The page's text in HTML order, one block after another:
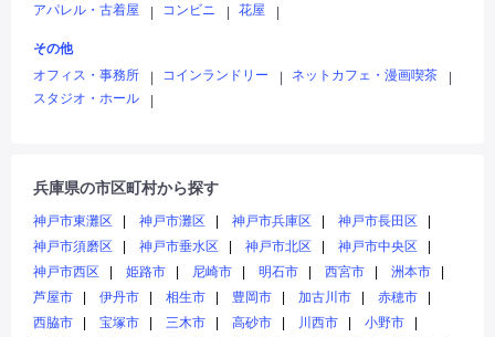
アパレル・古着屋
コンビニ 花屋
その他
オフィス・事務所
コインランドリー ネットカフェ・漫画喫茶
スタジオ・ホール
兵庫県の市区町村から探す
神戸市東灘区 神戸市灘区 神戸市兵庫区
神戸市長田区
神戸市須磨区
神戸市垂水区 神戸市北区
神戸市中央区
神戸市西区
姫路市 尼崎市 明石市 西宮市
洲本市
芦屋市
伊丹市 相生市 豊岡市 加古川市
赤穂市
西脇市
宝塚市 三木市 高砂市 川西市
小野市